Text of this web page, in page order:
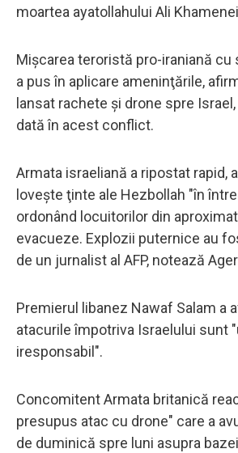
moartea ayatollahului Ali
Mişcarea teroristă pro-iraniană cu
a pus în aplicare ameninţările,
lansat rachete şi drone spre
dată în acest conflict.
Armata israeliană a ripostat rapid,
loveşte ţinte ale Hezbollah "în
ordonând locuitorilor din
evacueze. Explozii puternice au
de un jurnalist al AFP, notează
Premierul libanez Nawaf Salam a
atacurile împotriva Israelului sunt
iresponsabil".
Concomitent Armata britanică
presupus atac cu drone" care a
de duminică spre luni asupra